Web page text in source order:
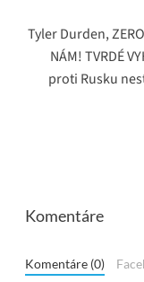
Tyler Durden,
NÁM! TVRDÉ
proti Rusku
Komentáre
Komentáre (0)